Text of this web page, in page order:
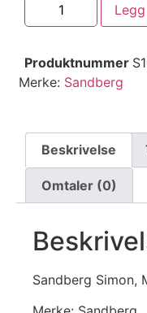
Produktnummer
Merke: Sandberg
Beskrivelse
Omtaler (0)
Sandberg Simon,